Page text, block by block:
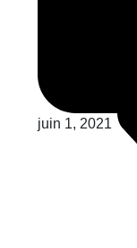
juin 1, 2021